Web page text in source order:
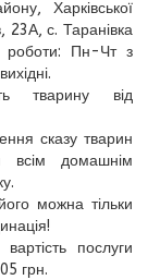
Харківської
23А, с. Таранівка
роботи: Пн-Чт з
тварину від
сказу тварин
всім домашнім
можна тільки
послуги
грн.